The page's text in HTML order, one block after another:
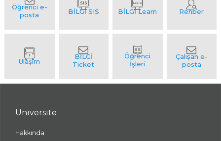
Üniversite
Hakkında